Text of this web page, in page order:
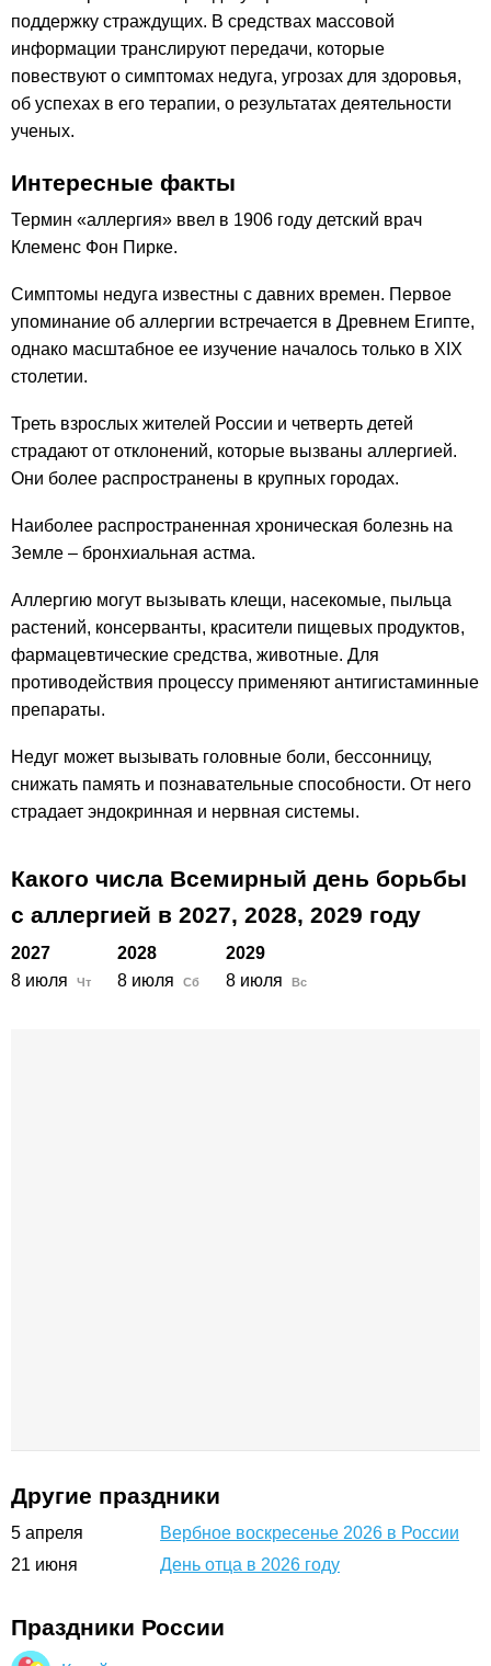
поддержку страждущих. В средствах массовой
информации транслируют передачи, которые
повествуют о симптомах недуга, угрозах для здоровья,
об успехах в его терапии, о результатах деятельности
ученых.
Интересные факты
Термин «аллергия» ввел в 1906 году детский врач
Клеменс Фон Пирке.
Симптомы недуга известны с давних времен. Первое
упоминание об аллергии встречается в Древнем Египте,
однако масштабное ее изучение началось только в XIX
столетии.
Треть взрослых жителей России и четверть детей
страдают от отклонений, которые вызваны аллергией.
Они более распространены в крупных городах.
Наиболее распространенная хроническая болезнь на
Земле – бронхиальная астма.
Аллергию могут вызывать клещи, насекомые, пыльца
растений, консерванты, красители пищевых продуктов,
фармацевтические средства, животные. Для
противодействия процессу применяют антигистаминные
препараты.
Недуг может вызывать головные боли, бессонницу,
снижать память и познавательные способности. От него
страдает эндокринная и нервная системы.
Какого числа Всемирный день борьбы
с аллергией в 2027, 2028, 2029 году
2027 2028
2029
8 июля
Чт 8 июля Сб 8 июля Вс
Другие праздники
5 апреля
Вербное воскресенье 2026 в России
21 июня День отца в 2026 году
Праздники России